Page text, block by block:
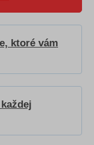
ktoré vám